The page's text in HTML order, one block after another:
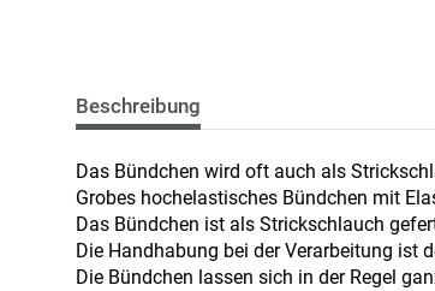
Beschreibung
Das Bündchen wird oft auch als
Grobes hochelastisches Bündchen mit
Das Bündchen ist als Strickschlauch
Die Handhabung bei der Verarbeitung ist
Die Bündchen lassen sich in der Regel